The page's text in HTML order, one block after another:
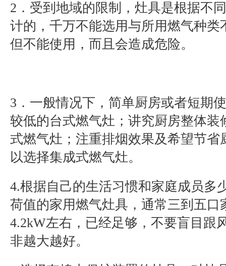
2．受到地域的限制，灶具是根据不
计的，千万不能选用与所用燃气种类
但不能使用，而且会造成危险。
3．一般情况下，简单厨房或者短期
较低的台式燃气灶；讲究厨房整体装
式燃气灶；注重排烟效果及希望节省
以选择集成式燃气灶。
4.根据自己的生活习惯和家庭成员多
荷值的家用燃气灶具，通常三到五口
4.2kW左右，已经足够，不要盲目跟
非越大越好。